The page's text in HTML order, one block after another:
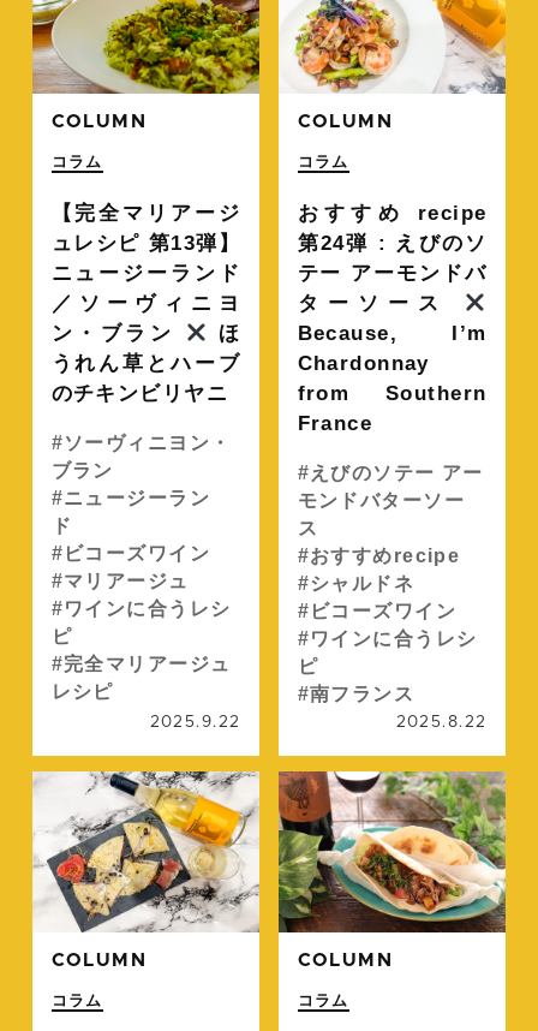
COLUMN
コラム
【完全マリアージ
ュレシピ 第13弾】
ニュージーランド
／ソーヴィニヨ
ン・ブラン
ほ
うれん草とハーブ
のチキンビリヤニ
ソーヴィニヨン・
ブラン
ニュージーラン
ド
ビコーズワイン
マリアージュ
ワインに合うレシ
ピ
完全マリアージュ
レシピ
2025.9.22
COLUMN
コラム
おすすめ recipe
第24弾 : えびのソ
テー アーモンドバ
ターソース
Because, I’m
Chardonnay
from Southern
France
えびのソテー アー
モンドバターソー
ス
おすすめrecipe
シャルドネ
ビコーズワイン
ワインに合うレシ
ピ
南フランス
2025.8.22
続きを読む
COLUMN
コラム
COLUMN
コラム